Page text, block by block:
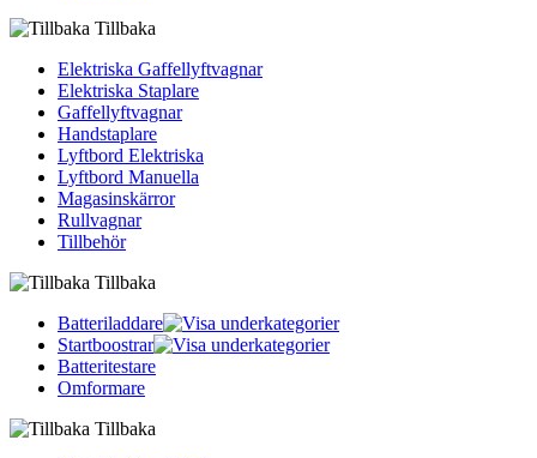
Tillbaka
Elektriska Gaffellyftvagnar
Elektriska Staplare
Gaffellyftvagnar
Handstaplare
Lyftbord Elektriska
Lyftbord Manuella
Magasinskärror
Rullvagnar
Tillbehör
Tillbaka
Batteriladdare
Startboostrar
Batteritestare
Omformare
Tillbaka